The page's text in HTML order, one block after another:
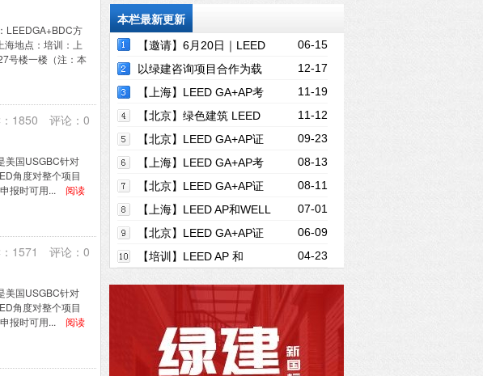
LEEDGA+BDC方
地点：培训：上
号楼一楼（注：本
1850 评论：0
美国USGBC针对
角度对整个项目
报时可用...
阅读
1571 评论：0
美国USGBC针对
角度对整个项目
报时可用...
阅读
本栏最新更新
06-15
【邀请】6月20日｜LEED
v5 GA+AP 认证培训，邀您云端共学（免
费）
12-17
以绿建咨询项目合作为载
体的绿建人才培养
11-19
【上海】LEED GA+AP考
前冲刺( BD+C联考班）本年度12月最后v4
版上车机会
11-12
【北京】绿色建筑 LEED
GA+AP证书联考班线下精讲班-11月15-16
日
09-23
【北京】LEED GA+AP证
书线下精讲班10月班【证书冲刺】
08-13
【上海】LEED GA+AP考
前冲刺班( BD+C联考班）（9月）
08-11
【北京】LEED GA+AP证
书线下精讲班(本周日)【证书冲刺】
07-01
【上海】LEED AP和WELL
AP冲刺班开启招生，各1天？！欢迎来挑
战！
06-09
【北京】LEED GA+AP证
书线下精讲速通班-06月14-15日
04-23
【培训】LEED AP 和